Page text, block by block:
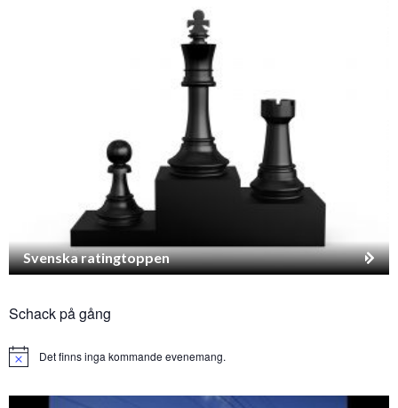
Svenska ratingtoppen
Schack på gång
Notice Det finns inga kommande evenemang.